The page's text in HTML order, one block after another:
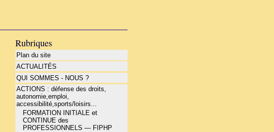
Rubriques
Plan du site
ACTUALITÉS
QUI SOMMES - NOUS ?
ACTIONS : défense des droits,
autonomie,emploi,
accessibilité,sports/loisirs...
FORMATION INITIALE et
CONTINUE des
PROFESSIONNELS — FIPHP